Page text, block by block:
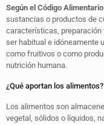
Según el Código
sustancias o productos de
características,
ser habitual e idóneamente
como fruitivos o como
nutrición humana.
¿Qué aportan los alimentos?
Los alimentos son
vegetal, sólidos o líquidos,